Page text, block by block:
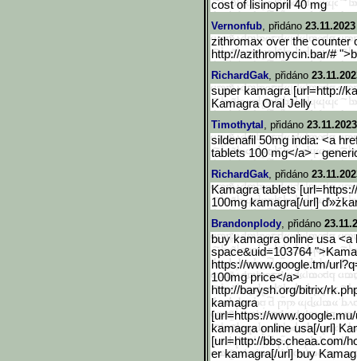
cost of lisinopril 40 mg
Vernonfub, přidáno
zithromax over the counter
http://azithromycin.bar/#
RichardGak, přidáno
super kamagra [url=http://
Kamagra Oral Jelly
Timothytal , přidáno
sildenafil 50mg india: <a
tablets 100 mg</a> -
RichardGak, přidáno
Kamagra tablets
100mg kamagra[/url]
Brandonplody, přidáno
buy kamagra online usa
space&uid=103764
https://www.google.tm/
100mg price</a>
http://barysh.org/bitrix/
kamagra
[url=https://www.google.m
kamagra online usa[/url]
[url=http://bbs.cheaa.com/
er kamagra[/url] buy